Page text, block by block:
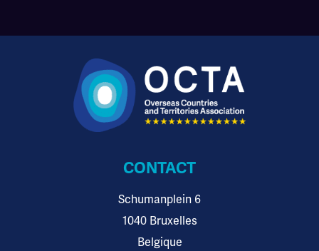
CONTACT
Schumanplein 6
1040 Bruxelles
Belgique